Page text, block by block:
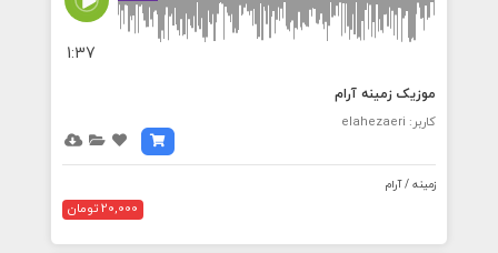
1:37
موزیک زمینه آرام
کاربر: elahezaeri
زمینه / آرام
20,000 تومان